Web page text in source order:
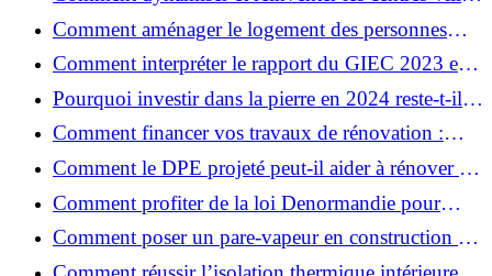
avec Action Cœur de Ville ?
Comment aménager le logement des personnes
âgées et obtenir des aides financières ?
Comment interpréter le rapport du GIEC 2023 et
en retenir l'essentiel ?
Pourquoi investir dans la pierre en 2024 reste-t-il
un choix sûr ?
Comment financer vos travaux de rénovation :
aides, prêts et solutions pratiques ?
Comment le DPE projeté peut-il aider à rénover et
valoriser votre bien ?
Comment profiter de la loi Denormandie pour
investir dans l'ancien et défiscaliser ?
Comment poser un pare-vapeur en construction et
rénovation : rôle et erreurs à éviter?